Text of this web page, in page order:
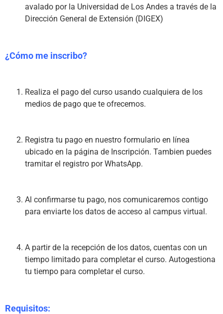
avalado por la Universidad de Los Andes a través de la
Dirección General de Extensión (DIGEX)
¿Cómo me inscribo?
medios de pago que te ofrecemos.
Registra tu pago en nuestro formulario en línea
ubicado en la página de Inscripción. Tambien puedes
tramitar el registro por WhatsApp.
Al confirmarse tu pago, nos comunicaremos contigo
para enviarte los datos de acceso al campus virtual.
A partir de la recepción de los datos, cuentas con un
tiempo limitado para completar el curso. Autogestiona
tu tiempo para completar el curso.
Requisitos: